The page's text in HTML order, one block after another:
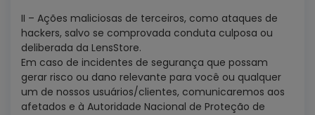
II – Ações maliciosas de terceiros, como ataques de
hackers, salvo se comprovada conduta culposa ou
deliberada da LensStore.
Em caso de incidentes de segurança que possam
gerar risco ou dano relevante para você ou qualquer
um de nossos usuários/clientes, comunicaremos aos
afetados e à Autoridade Nacional de Proteção de